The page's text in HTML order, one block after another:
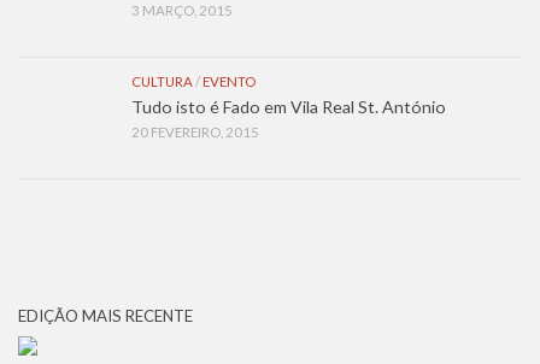
3 MARÇO, 2015
CULTURA/ EVENTO
Tudo isto é Fado em Vila Real St. António
20 FEVEREIRO, 2015
EDIÇÃO MAIS RECENTE